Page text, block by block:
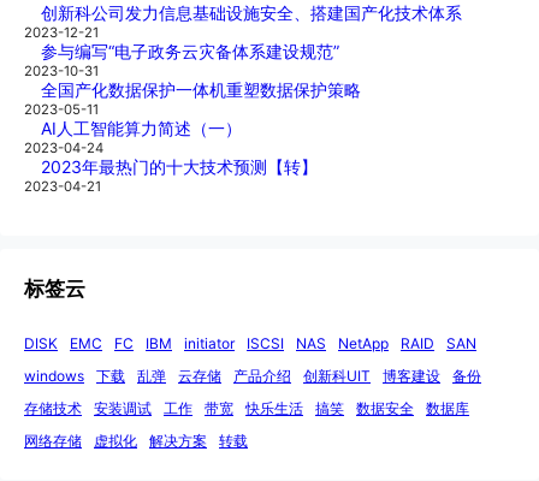
创新科公司发力信息基础设施安全、搭建国产化技术体系
2023-12-21
参与编写“电子政务云灾备体系建设规范”
2023-10-31
全国产化数据保护一体机重塑数据保护策略
2023-05-11
AI人工智能算力简述（一）
2023-04-24
2023年最热门的十大技术预测【转】
2023-04-21
标签云
DISK EMC FC IBM initiator ISCSI NAS NetApp RAID
SAN
windows
下载 乱弹 云存储 产品介绍 创新科UIT 博客建设
备份
存储技术
安装调试 工作 带宽 快乐生活 搞笑 数据安全
数据库
网络存储
虚拟化 解决方案 转载